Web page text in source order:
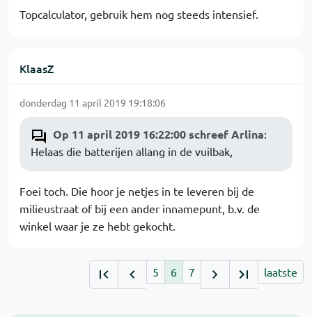
Topcalculator, gebruik hem nog steeds intensief.
KlaasZ
donderdag 11 april 2019 19:18:06
Op 11 april 2019 16:22:00 schreef Arlina:
Helaas die batterijen allang in de vuilbak,
Foei toch. Die hoor je netjes in te leveren bij de
milieustraat of bij een ander innamepunt, b.v. de
winkel waar je ze hebt gekocht.
5 6 7 laatste